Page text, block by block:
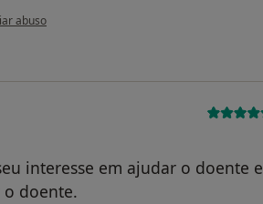
do utilizador Conta eliminada
abuso
interesse em ajudar o doente e
doente.